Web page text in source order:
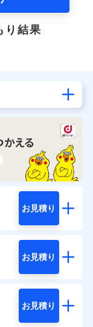
り結果
お見積り
お見積り
お見積り